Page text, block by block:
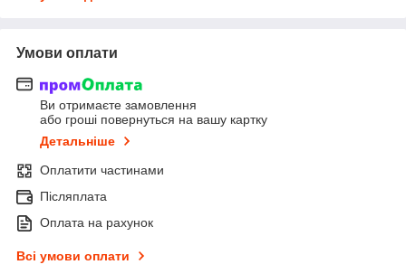
Умови оплати
Ви отримаєте замовлення
або гроші повернуться на вашу картку
Детальніше
Оплатити частинами
Післяплата
Оплата на рахунок
Всі умови оплати